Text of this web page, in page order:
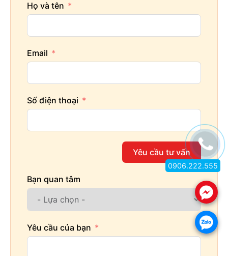
Họ và tên
Email
Số điện thoại
Yêu cầu tư vấn
Bạn quan tâm
Yêu cầu của bạn
.
.
0906.222.555